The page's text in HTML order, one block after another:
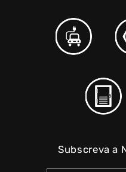
Subscreva a